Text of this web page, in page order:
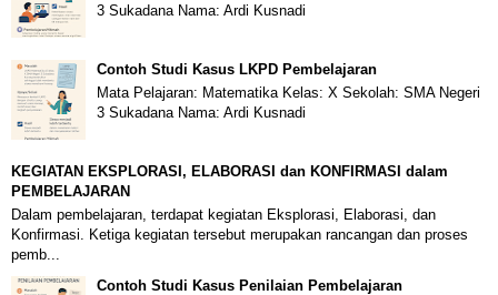
3 Sukadana Nama: Ardi Kusnadi
Contoh Studi Kasus LKPD Pembelajaran
Mata Pelajaran: Matematika Kelas: X Sekolah: SMA Negeri
3 Sukadana Nama: Ardi Kusnadi
KEGIATAN EKSPLORASI, ELABORASI dan KONFIRMASI dalam
PEMBELAJARAN
Dalam pembelajaran, terdapat kegiatan Eksplorasi, Elaborasi, dan
Konfirmasi. Ketiga kegiatan tersebut merupakan rancangan dan proses
pemb...
Contoh Studi Kasus Penilaian Pembelajaran